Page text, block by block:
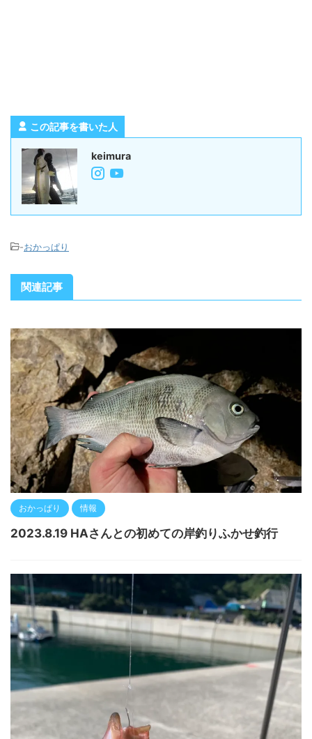
この記事を書いた人
keimura
-おかっぱり
関連記事
おかっぱり 情報
2023.8.19 HAさんとの初めての岸釣りふかせ釣行